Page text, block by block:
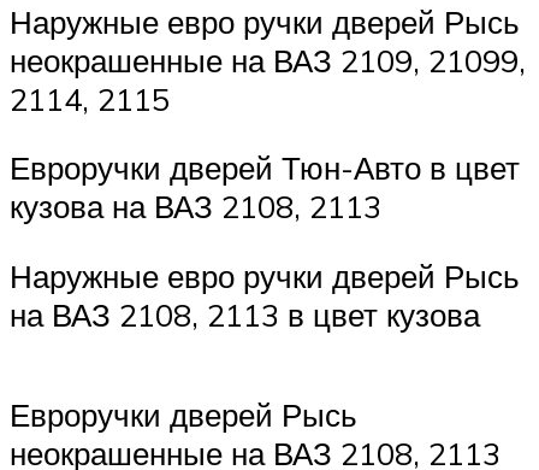
Наружные евро ручки дверей Рысь
неокрашенные на ВАЗ 2109, 21099,
2114, 2115
Евроручки дверей Тюн-Авто в цвет
кузова на ВАЗ 2108, 2113
Наружные евро ручки дверей Рысь
на ВАЗ 2108, 2113 в цвет кузова
Евроручки дверей Рысь
неокрашенные на ВАЗ 2108, 2113